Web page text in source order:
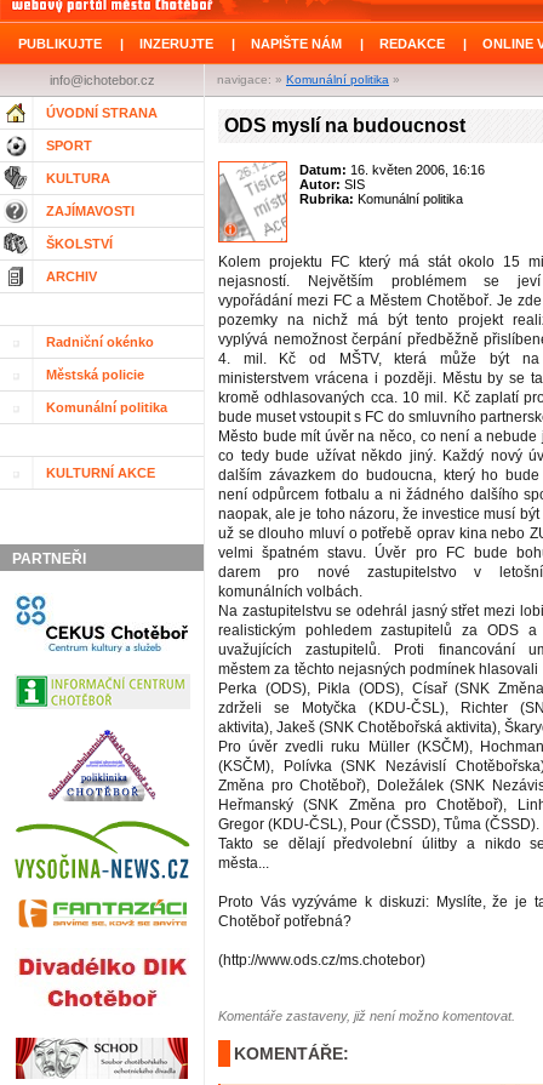
PUBLIKUJTE | INZERUJTE | NAPIŠTE NÁM | REDAKCE | ONLINE
navigace: » Komunální politika »
info@ichotebor.cz
ÚVODNÍ STRANA
SPORT
KULTURA
ZAJÍMAVOSTI
ŠKOLSTVÍ
ARCHIV
Radniční okénko
Městská policie
Komunální politika
KULTURNÍ AKCE
PARTNEŘI
ODS myslí na budoucnost
Datum: 16. květen 2006, 16:16
Autor: SIS
Rubrika: Komunální politika
Kolem projektu FC který má stát okolo 15
nejasností. Největším problémem se jeví
vypořádání mezi FC a Městem Chotěboř. Je
pozemky na nichž má být tento projekt
vyplývá nemožnost čerpání předběžně
4. mil. Kč od MŠTV, která může být na
ministerstvem vrácena i později. Městu by se
kromě odhlasovaných cca. 10 mil. Kč zaplatí
bude muset vstoupit s FC do smluvního
Město bude mít úvěr na něco, co není a nebude
co tedy bude užívat někdo jiný. Každý nový
dalším závazkem do budoucna, který ho bude
není odpůrcem fotbalu a ni žádného dalšího
naopak, ale je toho názoru, že investice musí
už se dlouho mluví o potřebě oprav kina nebo
velmi špatném stavu. Úvěr pro FC bude
darem pro nové zastupitelstvo v
komunálních volbách.
Na zastupitelstvu se odehrál jasný střet mezi
realistickým pohledem zastupitelů za ODS
uvažujících zastupitelů. Proti financování
městem za těchto nejasných podmínek hlasovali
Perka (ODS), Pikla (ODS), Císař (SNK
zdrželi se Motyčka (KDU-ČSL), Richter
aktivita), Jakeš (SNK Chotěbořská aktivita),
Pro úvěr zvedli ruku Müller (KSČM),
(KSČM), Polívka (SNK Nezávislí
Změna pro Chotěboř), Doležálek (SNK
Heřmanský (SNK Změna pro Chotěboř),
Gregor (KDU-ČSL), Pour (ČSSD), Tůma (ČSSD).
Takto se dělají předvolební úlitby a nikdo
města...
Proto Vás vyzýváme k diskuzi: Myslíte, že je
Chotěboř potřebná?
(http://www.ods.cz/ms.chotebor)
Komentáře zastaveny, již není možno komentovat.
KOMENTÁŘE: